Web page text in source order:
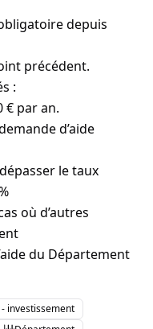
depuis
précédent.
:
€ par an.
d’aide
le taux
où d’autres
du Département
investissement